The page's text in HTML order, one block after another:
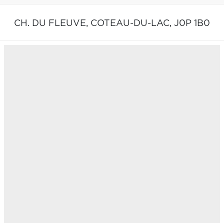
CH. DU FLEUVE, COTEAU-DU-LAC, J0P 1B0